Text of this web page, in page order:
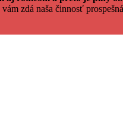
zdá naša činnosť